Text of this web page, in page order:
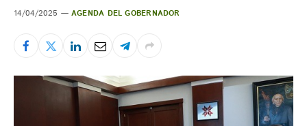
14/04/2025 AGENDA DEL GOBERNADOR